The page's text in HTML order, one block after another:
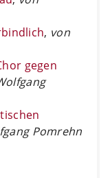
, von
gegen
Pomrehn